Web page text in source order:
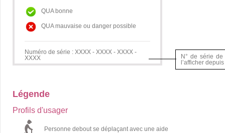
QUA bonne
QUA mauvaise ou danger possible
Numéro de série : XXXX - XXXX - XXXX -
XXXX
N° de série
l’afficher
Légende
Profils d'usager
Personne debout se déplaçant avec une aide